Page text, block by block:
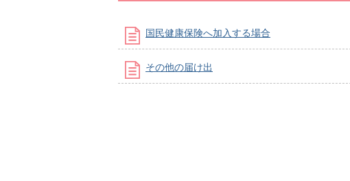
国民健康保険へ加入する場合
その他の届け出